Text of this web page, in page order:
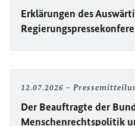
Erklärungen des
12.07.2026
Der Beauftragte der
Menschenrechtspolitik